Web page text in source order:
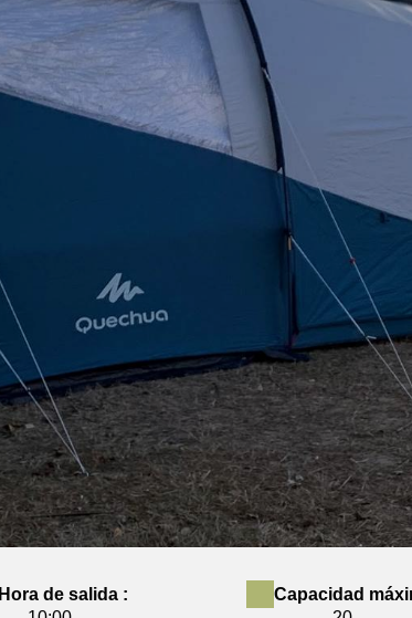
Hora de salida :
Capacidad